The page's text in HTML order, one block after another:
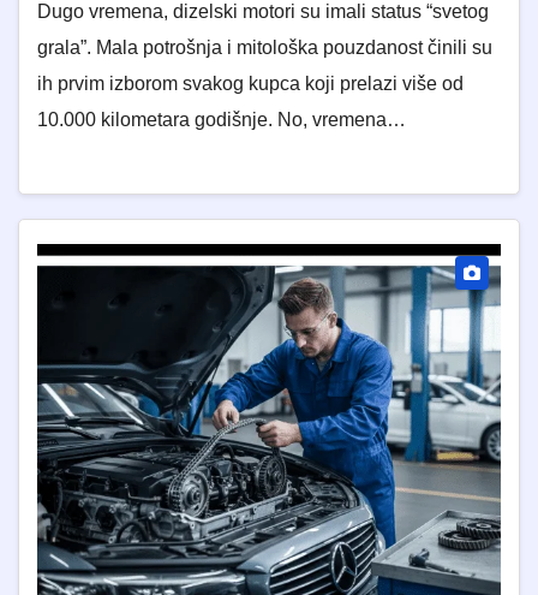
Dugo vremena, dizelski motori su imali status “svetog
grala”. Mala potrošnja i mitološka pouzdanost činili su
ih prvim izborom svakog kupca koji prelazi više od
10.000 kilometara godišnje. No, vremena…